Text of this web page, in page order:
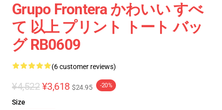
Grupo Frontera かわいい すべ
て 以上 プリント トート バッ
グ RB0609
(6 customer reviews)
¥4,522 ¥3,618 $24.95 -20%
Size